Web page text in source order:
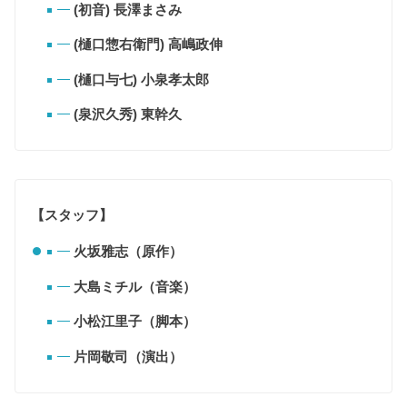
(初音) 長澤まさみ
(樋口惣右衛門) 高嶋政伸
(樋口与七) 小泉孝太郎
(泉沢久秀) 東幹久
【スタッフ】
火坂雅志（原作）
大島ミチル（音楽）
小松江里子（脚本）
片岡敬司（演出）